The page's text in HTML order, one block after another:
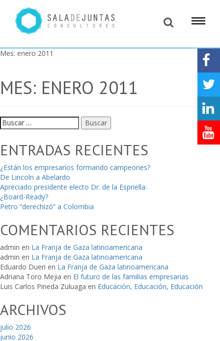
Mes: enero 2011
MES: ENERO 2011
Buscar:
ENTRADAS RECIENTES
¿Están los empresarios formando campeones?
De Lincoln a Abelardo
Apreciado presidente electo Dr. de la Espriella:
¿Board-Ready?
Petro “derechizó” a Colombia
COMENTARIOS RECIENTES
admin en La Franja de Gaza latinoamericana
admin en La Franja de Gaza latinoamericana
Eduardo Dueri en La Franja de Gaza latinoamericana
Adriana Toro Mejia en El futuro de las familias empresarias
Luis Carlos Pineda Zuluaga en Educación, Educación, Educación
ARCHIVOS
julio 2026
junio 2026